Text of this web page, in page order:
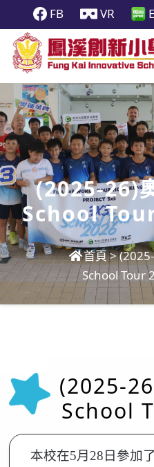
FB VR
(2025-26)
School
首頁>
School Tour
(2025-
School
本校在5月28日參加